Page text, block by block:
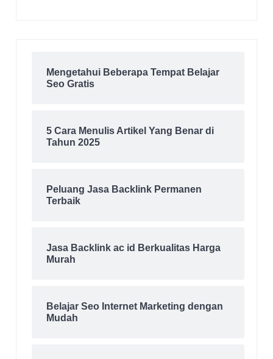
Mengetahui Beberapa Tempat Belajar
Seo Gratis
5 Cara Menulis Artikel Yang Benar di
Tahun 2025
Peluang Jasa Backlink Permanen
Terbaik
Jasa Backlink ac id Berkualitas Harga
Murah
Belajar Seo Internet Marketing dengan
Mudah